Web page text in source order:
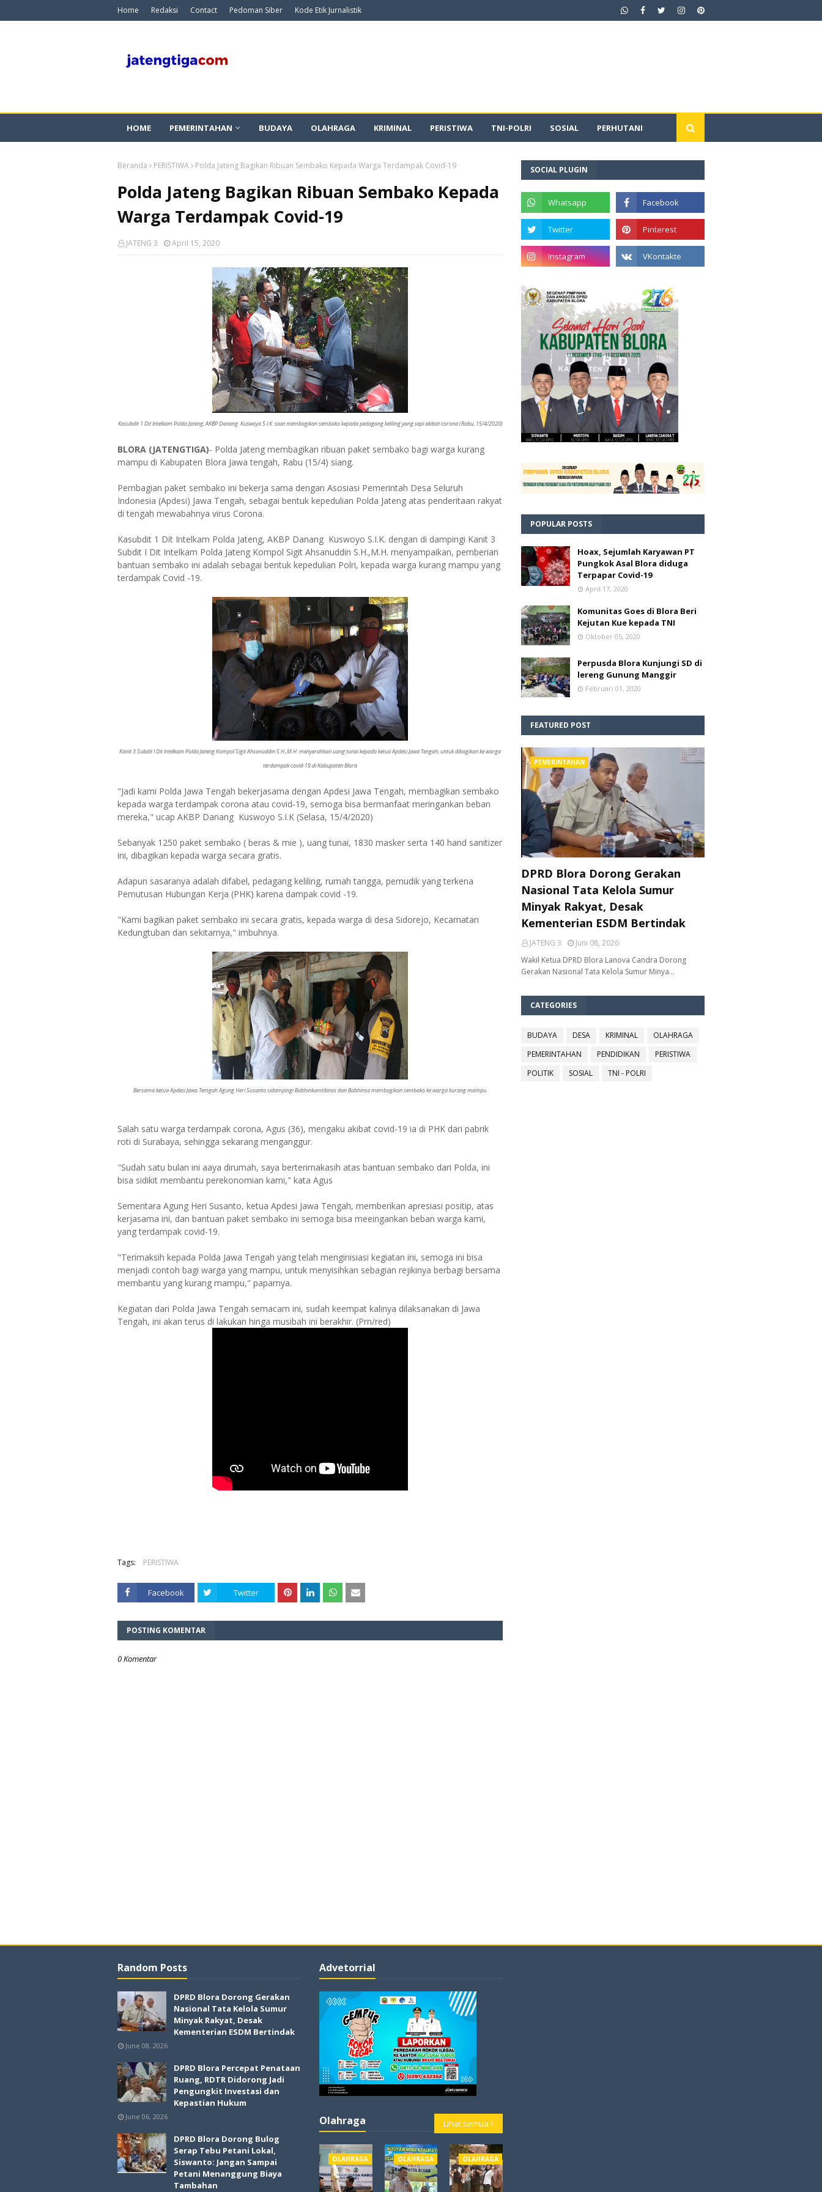
Home Redaksi Contact Pedoman Siber Kode Etik Jurnalistik
HOME PEMERINTAHAN BUDAYA OLAHRAGA KRIMINAL PERISTIWA TNI-POLRI SOSIAL PERHUTANI
Beranda PERISTIWA Polda Jateng Bagikan Ribuan Sembako Kepada Warga Terdampak Covid-19
Polda Jateng Bagikan Ribuan Sembako Kepada
Warga Terdampak Covid-19
JATENG 3 April 15, 2020
Kasubdit 1 Dit Intelkam Polda Jateng, AKBP Danang Kuswoyo S.I.K. saat membagikan sembako kepada pedagang keliling yang sepi akibat corona (Rabu, 15/4/2020)
BLORA (JATENGTIGA)- Polda Jateng membagikan ribuan paket sembako bagi warga kurang
mampu di Kabupaten Blora Jawa tengah, Rabu (15/4) siang.
Pembagian paket sembako ini bekerja sama dengan Asosiasi Pemerintah Desa Seluruh
Indonesia (Apdesi) Jawa Tengah, sebagai bentuk kepedulian Polda Jateng atas penderitaan rakyat
di tengah mewabahnya virus Corona.
Kasubdit 1 Dit Intelkam Polda Jateng, AKBP Danang Kuswoyo S.I.K. dengan di dampingi Kanit 3
Subdit I Dit Intelkam Polda Jateng Kompol Sigit Ahsanuddin S.H.,M.H. menyampaikan, pemberian
bantuan sembako ini adalah sebagai bentuk kepedulian Polri, kepada warga kurang mampu yang
terdampak Covid -19.
Kanit 3 Subdit I Dit Intelkam Polda Jateng Kompol Sigit Ahsanuddin S.H.,M.H. menyerahkan uang tunai kepada ketua Apdesi Jawa Tengah, untuk dibagikan ke warga
terdampak covid-19 di Kabupaten Blora
"Jadi kami Polda Jawa Tengah bekerjasama dengan Apdesi Jawa Tengah, membagikan sembako
kepada warga terdampak corona atau covid-19, semoga bisa bermanfaat meringankan beban
mereka," ucap AKBP Danang Kuswoyo S.I.K (Selasa, 15/4/2020)
Sebanyak 1250 paket sembako ( beras & mie ), uang tunai, 1830 masker serta 140 hand sanitizer
ini, dibagikan kepada warga secara gratis.
Adapun sasaranya adalah difabel, pedagang keliling, rumah tangga, pemudik yang terkena
Pemutusan Hubungan Kerja (PHK) karena dampak covid -19.
"Kami bagikan paket sembako ini secara gratis, kepada warga di desa Sidorejo, Kecamatan
Kedungtuban dan sekitarnya," imbuhnya.
Bersama ketua Apdesi Jawa Temgah Agung Heri Susanto sidampingi Babhinkamtibnas dan Babhinsa membagikan sembako ke warga kurang mampu.
Salah satu warga terdampak corona, Agus (36), mengaku akibat covid-19 ia di PHK dari pabrik
roti di Surabaya, sehingga sekarang menganggur.
"Sudah satu bulan ini aaya dirumah, saya berterimakasih atas bantuan sembako dari Polda, ini
bisa sidikit membantu perekonomian kami," kata Agus
Sementara Agung Heri Susanto, ketua Apdesi Jawa Tengah, memberikan apresiasi positip, atas
kerjasama ini, dan bantuan paket sembako ini semoga bisa meeingankan beban warga kami,
yang terdampak covid-19.
"Terimaksih kepada Polda Jawa Tengah yang telah menginisiasi kegiatan ini, semoga ini bisa
menjadi contoh bagi warga yang mampu, untuk menyisihkan sebagian rejikinya berbagi bersama
membantu yang kurang mampu," paparnya.
Kegiatan dari Polda Jawa Tengah semacam ini, sudah keempat kalinya dilaksanakan di Jawa
Tengah, ini akan terus di lakukan hinga musibah ini berakhir. (Prn/red)
Tags: PERISTIWA
Facebook Twitter
POSTING KOMENTAR
0 Komentar
SOCIAL PLUGIN
POPULAR POSTS
Hoax, Sejumlah Karyawan PT
Pungkok Asal Blora diduga
Terpapar Covid-19
April 17, 2020
Komunitas Goes di Blora Beri
Kejutan Kue kepada TNI
Oktober 05, 2020
Perpusda Blora Kunjungi SD di
lereng Gunung Manggir
Februari 01, 2020
FEATURED POST
PEMERINTAHAN
DPRD Blora Dorong Gerakan
Nasional Tata Kelola Sumur
Minyak Rakyat, Desak
Kementerian ESDM Bertindak
JATENG 3
Juni 08, 2026
Wakil Ketua DPRD Blora Lanova Candra Dorong
Gerakan Nasional Tata Kelola Sumur Minya…
CATEGORIES
BUDAYA DESA KRIMINAL
OLAHRAGA
PEMERINTAHAN
PENDIDIKAN
PERISTIWA
POLITIK
SOSIAL TNI - POLRI
Random Posts
DPRD Blora Dorong Gerakan
Nasional Tata Kelola Sumur
Minyak Rakyat, Desak
Kementerian ESDM Bertindak
June 08, 2026
DPRD Blora Percepat Penataan
Ruang, RDTR Didorong Jadi
Pengungkit Investasi dan
Kepastian Hukum
June 06, 2026
DPRD Blora Dorong Bulog
Serap Tebu Petani Lokal,
Siswanto: Jangan Sampai
Petani Menanggung Biaya
Tambahan
Advetorrial
Olahraga Lihat semua
OLAHRAGA OLAHRAGA OLAHRAGA